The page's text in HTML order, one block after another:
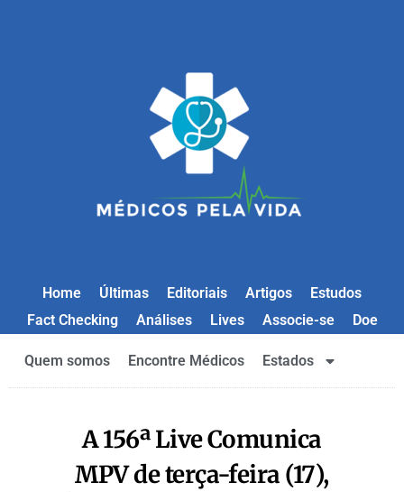
Home Últimas Editoriais Artigos
Estudos
Fact Checking
Análises Lives Associe-se Doe
Quem somos Encontre Médicos Estados
A 156ª Live Comunica
MPV de terça-feira (17),